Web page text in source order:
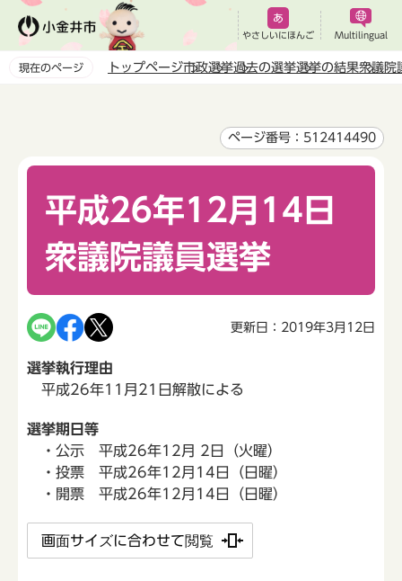
ペ
やさしいにほんご Multilingual
現在のページ トップページ市政選挙過去の選挙選挙の結果衆議院
ページ番号：512414490
平成26年12月14日
衆議院議員選挙
更新日：2019年3月12日
選挙執行理由
平成26年11月21日解散による
選挙期日等
・公示 平成26年12月 2日（火曜）
・投票 平成26年12月14日（日曜）
・開票 平成26年12月14日（日曜）
画面サイズに合わせて閲覧